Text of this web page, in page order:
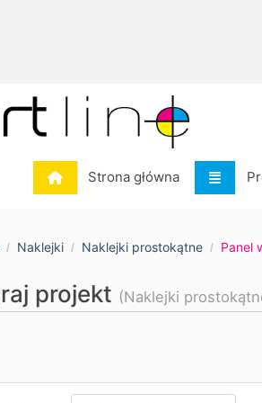
Strona główna
Strona główna
Naklejki Naklejki prostokątne Panel
projekt (Naklejki